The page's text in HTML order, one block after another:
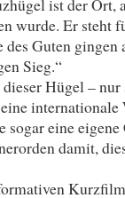
wurde. Er steht
Guten gingen
Sieg.“
Hügel –
sogar eine
damit,